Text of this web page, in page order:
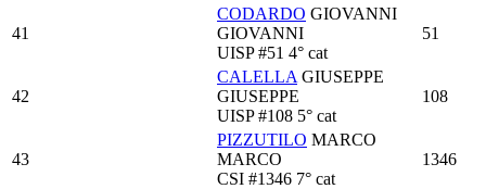
41
CODARDO GIOVANNI
GIOVANNI
UISP #51 4° cat
51
42
CALELLA GIUSEPPE
GIUSEPPE
UISP #108 5° cat
108
43
PIZZUTILO MARCO
MARCO
CSI #1346 7° cat
1346